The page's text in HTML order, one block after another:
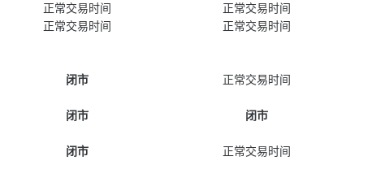
正常交易时间 正常交易时间
正常交易时间 正常交易时间
闭市 正常交易时间
闭市 闭市
闭市 正常交易时间